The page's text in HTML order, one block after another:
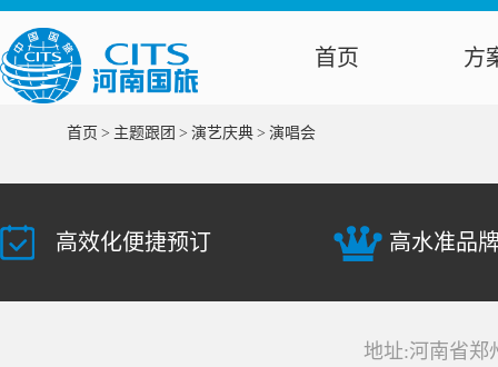
首页 方
首页 > 主题跟团 > 演艺庆典 > 演唱会
高效化便捷预订 高水准品
地址:河南省郑